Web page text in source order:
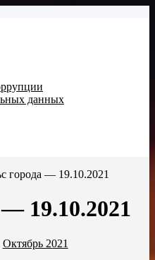
данных
города — 19.10.2021
19.10.2021
Октябрь 2021